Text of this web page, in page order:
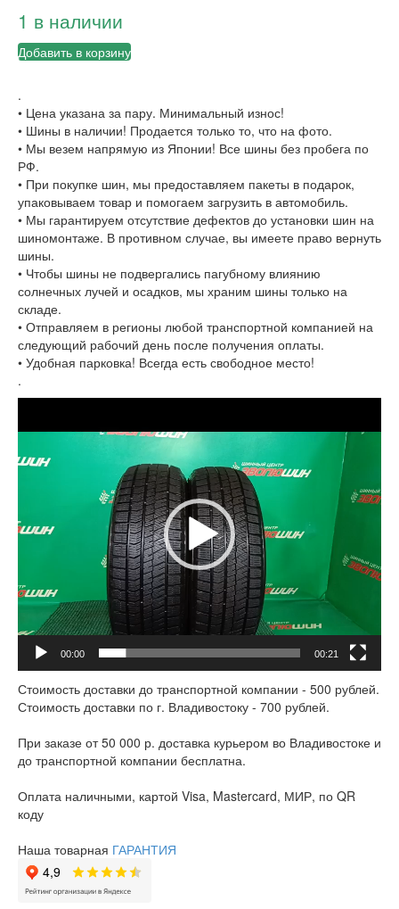
1 в наличии
Добавить в корзину
.
• Цена указана за пару. Минимальный износ!
• Шины в наличии! Продается только то, что на фото.
• Мы везем напрямую из Японии! Все шины без пробега по
РФ.
• При покупке шин, мы предоставляем пакеты в подарок,
упаковываем товар и помогаем загрузить в автомобиль.
• Мы гарантируем отсутствие дефектов до установки шин на
шиномонтаже. В противном случае, вы имеете право вернуть
шины.
• Чтобы шины не подвергались пагубному влиянию
солнечных лучей и осадков, мы храним шины только на
складе.
• Отправляем в регионы любой транспортной компанией на
следующий рабочий день после получения оплаты.
• Удобная парковка! Всегда есть свободное место!
.
00:00 00:21
Стоимость доставки до транспортной компании - 500 рублей.
Стоимость доставки по г. Владивостоку - 700 рублей.
При заказе от 50 000 р. доставка курьером во Владивостоке и
до транспортной компании бесплатна.
Оплата наличными, картой Visa, Mastercard, МИР, по QR
коду
Наша товарная ГАРАНТИЯ